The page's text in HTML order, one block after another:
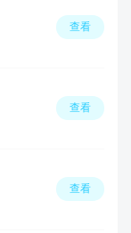
查看
查看
查看